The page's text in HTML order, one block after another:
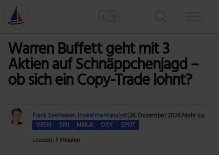
Warren Buffett geht mit 3
Aktien auf Schnäppchenjagd –
ob sich ein Copy-Trade lohnt?
Frank Seehawer, Investmentanalyst28. Dezember 2024Mehr zu:
VRSN
SIRI NRK.A OXY SPOT
Lesezeit: 5 Minuten